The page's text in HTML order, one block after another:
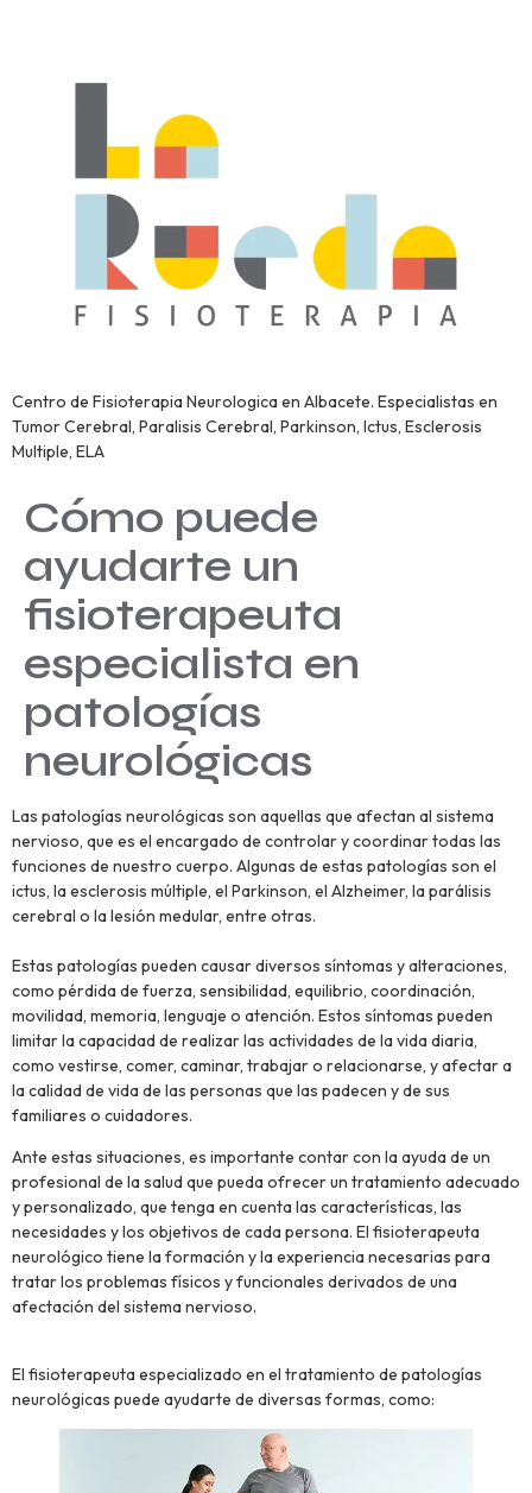
Centro de Fisioterapia Neurologica en Albacete. Especialistas en
Tumor Cerebral, Paralisis Cerebral, Parkinson, Ictus, Esclerosis
Multiple, ELA
Cómo puede
ayudarte un
fisioterapeuta
especialista en
patologías
neurológicas
Las patologías neurológicas son aquellas que afectan al sistema
nervioso, que es el encargado de controlar y coordinar todas las
funciones de nuestro cuerpo. Algunas de estas patologías son el
ictus, la esclerosis múltiple, el Parkinson, el Alzheimer, la parálisis
cerebral o la lesión medular, entre otras.
Estas patologías pueden causar diversos síntomas y alteraciones,
como pérdida de fuerza, sensibilidad, equilibrio, coordinación,
movilidad, memoria, lenguaje o atención. Estos síntomas pueden
limitar la capacidad de realizar las actividades de la vida diaria,
como vestirse, comer, caminar, trabajar o relacionarse, y afectar a
la calidad de vida de las personas que las padecen y de sus
familiares o cuidadores.
Ante estas situaciones, es importante contar con la ayuda de un
profesional de la salud que pueda ofrecer un tratamiento adecuado
y personalizado, que tenga en cuenta las características, las
necesidades y los objetivos de cada persona. El fisioterapeuta
neurológico tiene la formación y la experiencia necesarias para
tratar los problemas físicos y funcionales derivados de una
afectación del sistema nervioso.
El fisioterapeuta especializado en el tratamiento de patologías
neurológicas puede ayudarte de diversas formas, como: